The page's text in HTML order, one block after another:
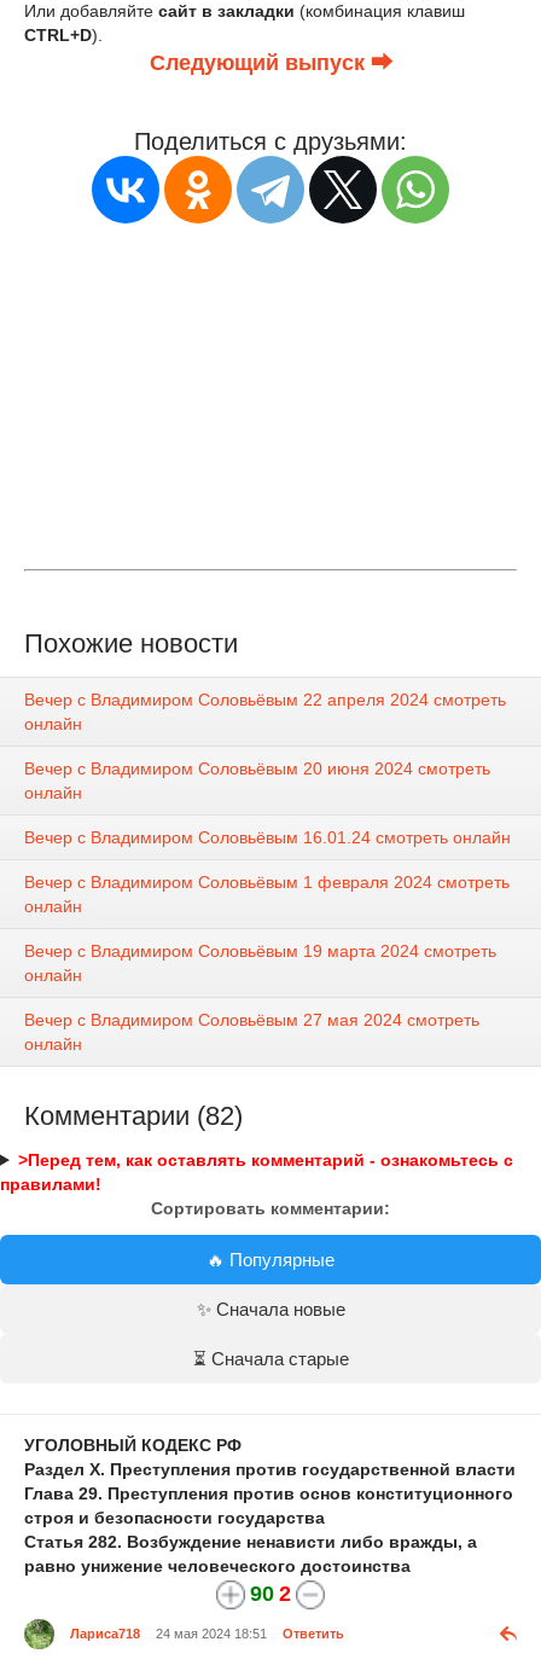
Или добавляйте сайт в закладки (комбинация клавиш
CTRL+D).
Следующий выпуск ⮕
Поделиться с друзьями:
Похожие новости
Вечер с Владимиром Соловьёвым 22 апреля 2024 смотреть
онлайн
Вечер с Владимиром Соловьёвым 20 июня 2024 смотреть
онлайн
Вечер с Владимиром Соловьёвым 16.01.24 смотреть онлайн
Вечер с Владимиром Соловьёвым 1 февраля 2024 смотреть
онлайн
Вечер с Владимиром Соловьёвым 19 марта 2024 смотреть
онлайн
Вечер с Владимиром Соловьёвым 27 мая 2024 смотреть
онлайн
Комментарии (82)
>Перед тем, как оставлять комментарий - ознакомьтесь с
правилами!
Сортировать комментарии:
🔥 Популярные
✨ Сначала новые
⏳ Сначала старые
УГОЛОВНЫЙ КОДЕКС РФ
Раздел X. Преступления против государственной власти
Глава 29. Преступления против основ конституционного
строя и безопасности государства
Статья 282. Возбуждение ненависти либо вражды, а
равно унижение человеческого достоинства
90 2
Лариса718 24 мая 2024 18:51 Ответить